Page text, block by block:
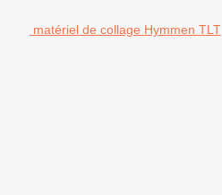
matériel de collage Hymmen TLT